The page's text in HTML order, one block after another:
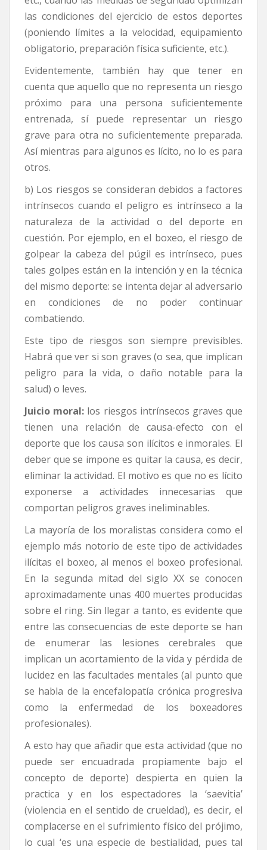
las condiciones del ejercicio de estos deportes
(poniendo límites a la velocidad, equipamiento
obligatorio, preparación física suficiente, etc.).
Evidentemente, también hay que tener en
cuenta que aquello que no representa un riesgo
próximo para una persona suficientemente
entrenada, sí puede representar un riesgo
grave para otra no suficientemente preparada.
Así mientras para algunos es lícito, no lo es para
otros.
b) Los riesgos se consideran debidos a factores
intrínsecos cuando el peligro es intrínseco a la
naturaleza de la actividad o del deporte en
cuestión. Por ejemplo, en el boxeo, el riesgo de
golpear la cabeza del púgil es intrínseco, pues
tales golpes están en la intención y en la técnica
del mismo deporte: se intenta dejar al adversario
en condiciones de no poder continuar
combatiendo.
Este tipo de riesgos son siempre previsibles.
Habrá que ver si son graves (o sea, que implican
peligro para la vida, o daño notable para la
salud) o leves.
Juicio moral: los riesgos intrínsecos graves que
tienen una relación de causa-efecto con el
deporte que los causa son ilícitos e inmorales. El
deber que se impone es quitar la causa, es decir,
eliminar la actividad. El motivo es que no es lícito
exponerse a actividades innecesarias que
comportan peligros graves ineliminables.
La mayoría de los moralistas considera como el
ejemplo más notorio de este tipo de actividades
ilícitas el boxeo, al menos el boxeo profesional.
En la segunda mitad del siglo XX se conocen
aproximadamente unas 400 muertes producidas
sobre el ring. Sin llegar a tanto, es evidente que
entre las consecuencias de este deporte se han
de enumerar las lesiones cerebrales que
implican un acortamiento de la vida y pérdida de
lucidez en las facultades mentales (al punto que
se habla de la encefalopatía crónica progresiva
como la enfermedad de los boxeadores
profesionales).
A esto hay que añadir que esta actividad (que no
puede ser encuadrada propiamente bajo el
concepto de deporte) despierta en quien la
practica y en los espectadores la ‘saevitia’
(violencia en el sentido de crueldad), es decir, el
complacerse en el sufrimiento físico del prójimo,
lo cual ‘es una especie de bestialidad, pues tal